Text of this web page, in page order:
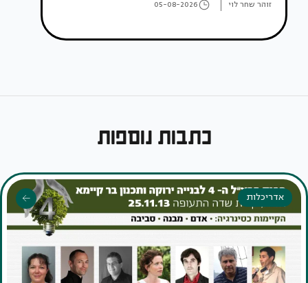
זוהר שחר לוי 05-08-2026
כתבות נוספות
אדריכלות